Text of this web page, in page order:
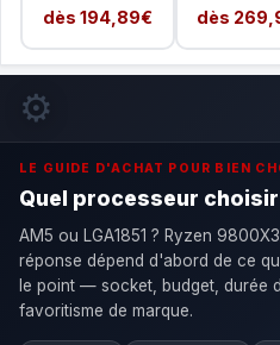
dès 194,89€ dès
⚙️
LE GUIDE D'ACHAT POUR BIEN
Quel processeur choisir
AM5 ou LGA1851 ? Ryzen
réponse dépend d'abord de ce
le point — socket, budget, durée
favoritisme de marque.